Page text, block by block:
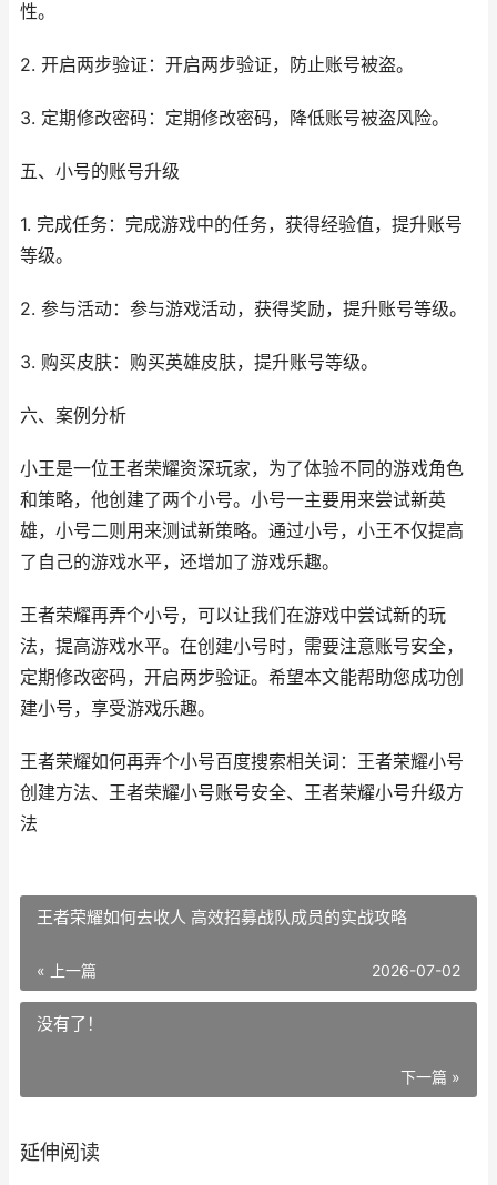
性。
2. 开启两步验证：开启两步验证，防止账号被盗。
3. 定期修改密码：定期修改密码，降低账号被盗风险。
五、小号的账号升级
1. 完成任务：完成游戏中的任务，获得经验值，提升账号
等级。
2. 参与活动：参与游戏活动，获得奖励，提升账号等级。
3. 购买皮肤：购买英雄皮肤，提升账号等级。
六、案例分析
小王是一位王者荣耀资深玩家，为了体验不同的游戏角色
和策略，他创建了两个小号。小号一主要用来尝试新英
雄，小号二则用来测试新策略。通过小号，小王不仅提高
了自己的游戏水平，还增加了游戏乐趣。
王者荣耀再弄个小号，可以让我们在游戏中尝试新的玩
法，提高游戏水平。在创建小号时，需要注意账号安全，
定期修改密码，开启两步验证。希望本文能帮助您成功创
建小号，享受游戏乐趣。
王者荣耀如何再弄个小号百度搜索相关词：王者荣耀小号
创建方法、王者荣耀小号账号安全、王者荣耀小号升级方
法
王者荣耀如何去收人 高效招募战队成员的实战攻略
« 上一篇 2026-07-02
没有了！
下一篇 »
延伸阅读